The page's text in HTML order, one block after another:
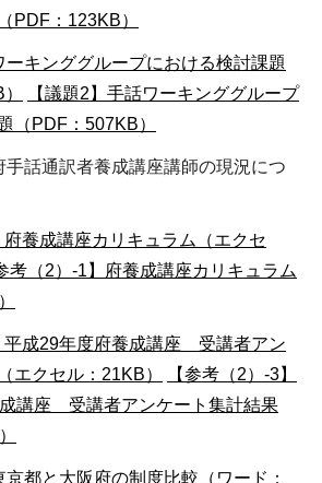
PDF：123KB）
ーキンググループにおける検討課題
【議題2】手話ワーキンググループ
（PDF：507KB）
手話通訳者養成講座講師の現況につ
府養成講座カリキュラム（エクセ
考（2）-1】府養成講座カリキュラム
平成29年度府養成講座 受講者アン
エクセル：21KB）
【参考（2）-3】
講座 受講者アンケート集計結果
京都と大阪府の制度比較（ワード：